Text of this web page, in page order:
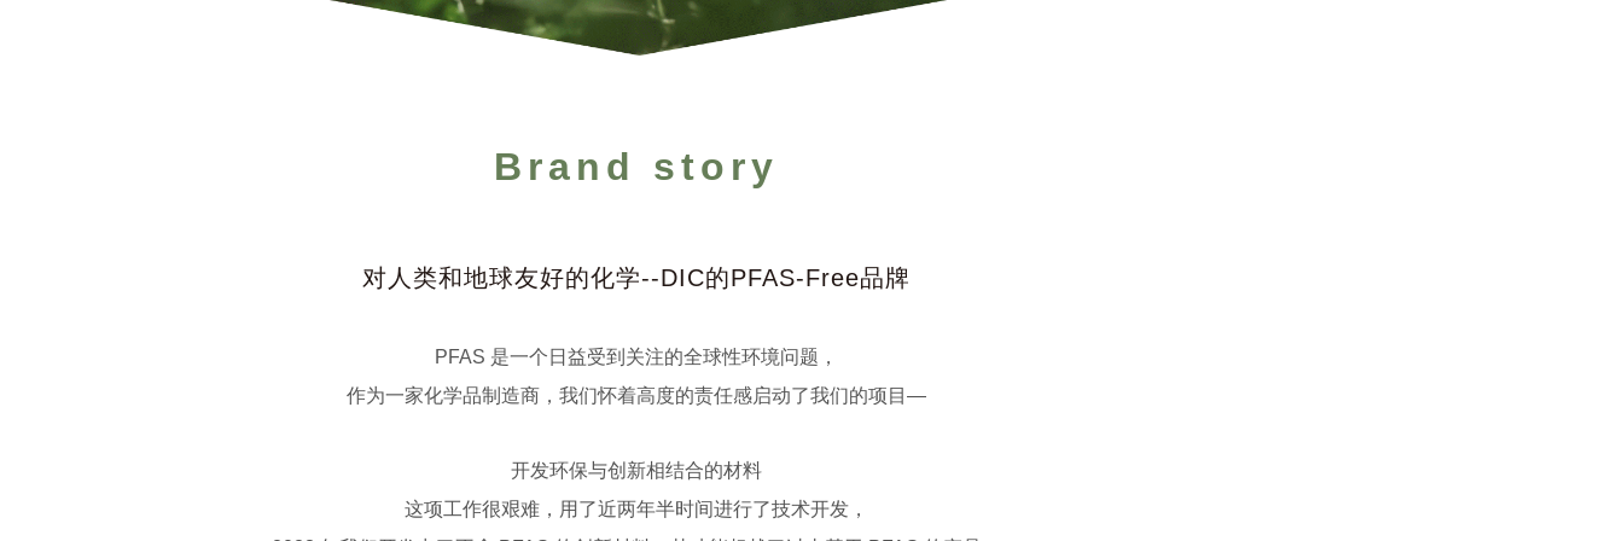
Brand story
对人类和地球友好的化学--DIC的PFAS-Free品牌
PFAS 是一个日益受到关注的全球性环境问题，
作为一家化学品制造商，我们怀着高度的责任感启动了我们的项目—
开发环保与创新相结合的材料
这项工作很艰难，用了近两年半时间进行了技术开发，